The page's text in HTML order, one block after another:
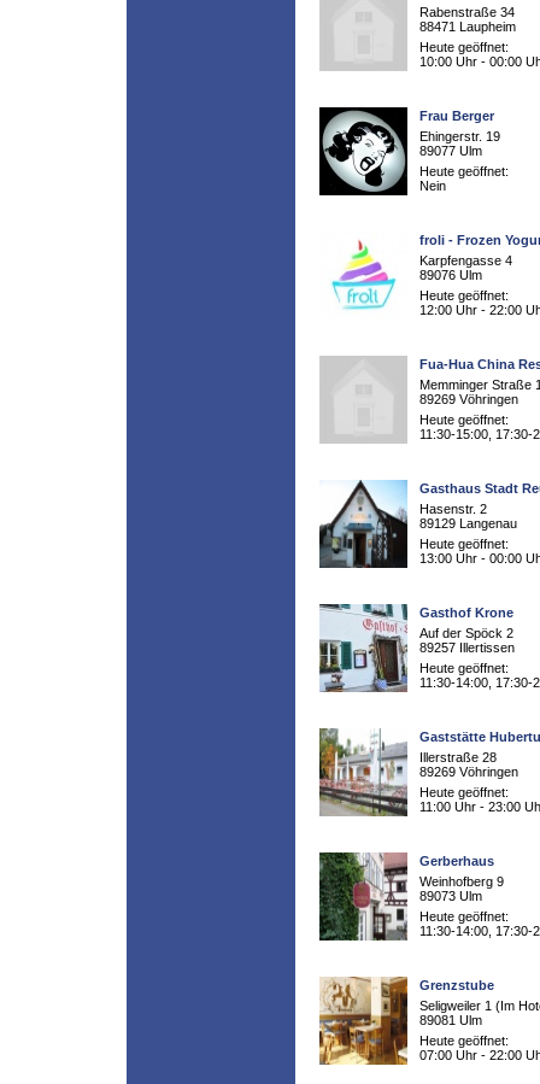
Rabenstraße 34
88471 Laupheim
Heute geöffnet:
10:00 Uhr - 00:00
Frau Berger
Ehingerstr. 19
89077 Ulm
Heute geöffnet:
Nein
froli - Frozen
Karpfengasse 4
89076 Ulm
Heute geöffnet:
12:00 Uhr - 22:00
Fua-Hua China
Memminger Straße
89269 Vöhringen
Heute geöffnet:
11:30-15:00, 17:30-
Gasthaus Stadt
Hasenstr. 2
89129 Langenau
Heute geöffnet:
13:00 Uhr - 00:00
Gasthof Krone
Auf der Spöck 2
89257 Illertissen
Heute geöffnet:
11:30-14:00, 17:30-
Gaststätte
Illerstraße 28
89269 Vöhringen
Heute geöffnet:
11:00 Uhr - 23:00
Gerberhaus
Weinhofberg 9
89073 Ulm
Heute geöffnet:
11:30-14:00, 17:30-
Grenzstube
Seligweiler 1 (Im
89081 Ulm
Heute geöffnet:
07:00 Uhr - 22:00